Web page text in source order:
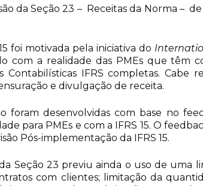
da Seção 23 – Receitas da Norma –
foi motivada pela iniciativa do
com a realidade das PMEs que têm
Contabilísticas IFRS completas.
e divulgação de receita.
foram desenvolvidas com base no
para PMEs e com a IFRS 15. O
Pós-implementação da IFRS 15.
Seção 23 previu ainda o uso de uma
com clientes; limitação da